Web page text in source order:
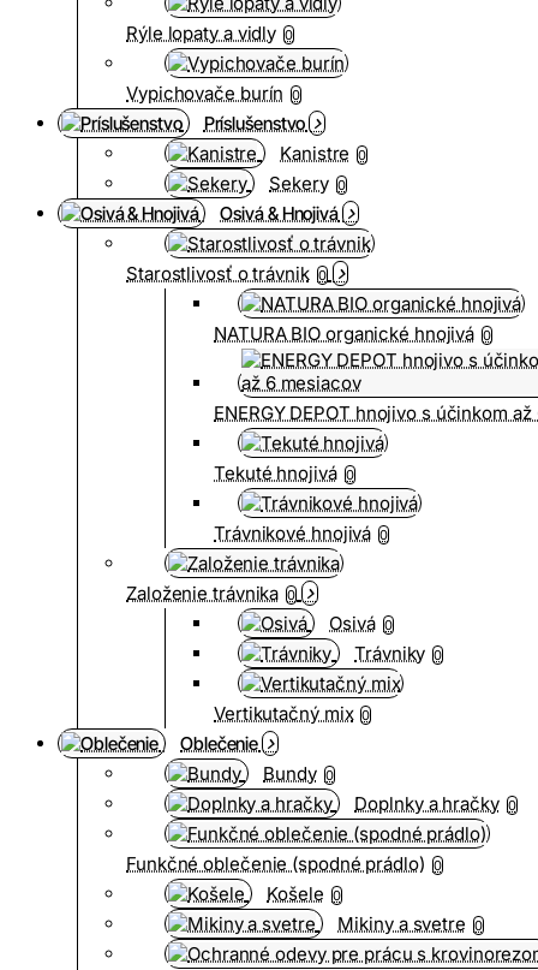
Rýle lopaty a vidly 0
Vypichovače burín 0
Príslušenstvo
Kanistre 0
Sekery 0
Osivá & Hnojivá
Starostlivosť o trávnik 0
NATURA BIO organické hnojivá 0
ENERGY DEPOT hnojivo s účinkom
Tekuté hnojivá 0
Trávnikové hnojivá 0
Založenie trávnika 0
Osivá 0
Trávniky 0
Vertikutačný mix 0
Oblečenie
Bundy 0
Doplnky a hračky 0
Funkčné oblečenie (spodné prádlo) 0
Košele 0
Mikiny a svetre 0